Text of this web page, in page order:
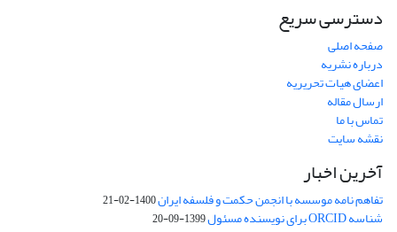
دسترسی سریع
صفحه اصلی
درباره نشریه
اعضای هیات تحریریه
ارسال مقاله
تماس با ما
نقشه سایت
آخرین اخبار
تفاهم نامه موسسه با انجمن حکمت و فلسفه ایران1400-02-21
شناسه ORCID برای نویسنده مسئول 1399-09-20